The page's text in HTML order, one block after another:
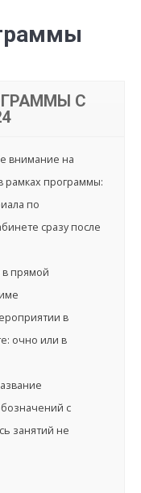
С
внимание на
программы:
по
сразу после
в прямой
в
очно или в
с
занятий не